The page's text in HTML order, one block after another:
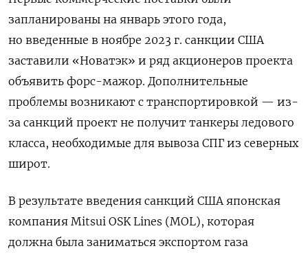
запланированы на январь этого года,
но введенные в ноябре 2023 г. санкции США
заставили «Новатэк» и ряд акционеров проекта
объявить форс-мажор. Дополнительные
проблемы возникают с транспортировкой — из-
за санкций проект не получит танкеры ледового
класса, необходимые для вывоза СПГ из северных
широт.
В результате введения санкций США японская
компания Mitsui OSK Lines (MOL), которая
должна была заниматься экспортом газа